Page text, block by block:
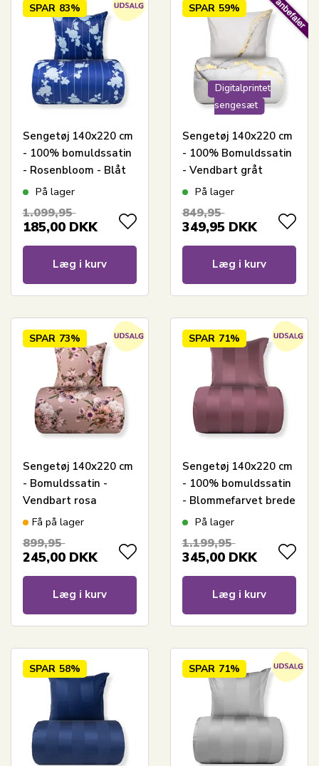
SPAR 83%
Sengetøj 140x220 cm
- 100% bomuldssatin
- Rosenbloom - Blåt
blomstret og stribet
På lager
1.099,95
185,00 DKK
Læg i kurv
Digitalprintet
sengesæt
SPAR 59%
Sengetøj 140x220 cm
- 100% Bomuldssatin
- Vendbart gråt
marmoreret design
På lager
849,95
349,95 DKK
Læg i kurv
SPAR 73%
Sengetøj 140x220 cm
- Bomuldssatin -
Vendbart rosa
blomster sengetøj
Få på lager
899,95
245,00 DKK
Læg i kurv
SPAR 71%
Sengetøj 140x220 cm
- 100% bomuldssatin
- Blommefarvet brede
striber
På lager
1.199,95
345,00 DKK
Læg i kurv
SPAR 58% SPAR 71%